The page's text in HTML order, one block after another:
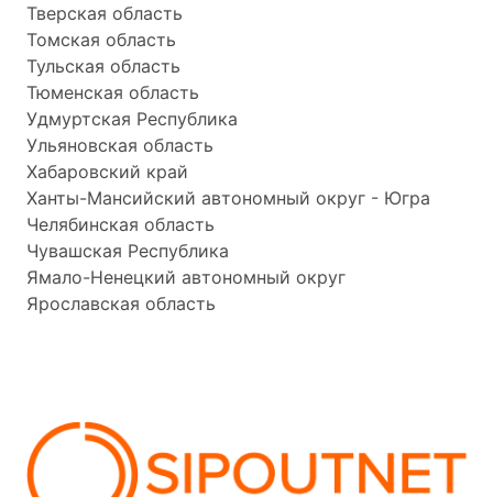
Тверская область
Томская область
Тульская область
Тюменская область
Удмуртская Республика
Ульяновская область
Хабаровский край
Ханты-Мансийский автономный округ - Югра
Челябинская область
Чувашская Республика
Ямало-Ненецкий автономный округ
Ярославская область